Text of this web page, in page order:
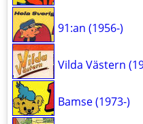
91:an (1956-)
Vilda Västern
Bamse (1973-)